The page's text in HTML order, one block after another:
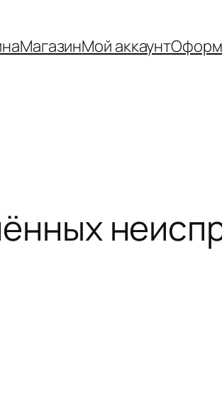
МагазинМой аккаунт